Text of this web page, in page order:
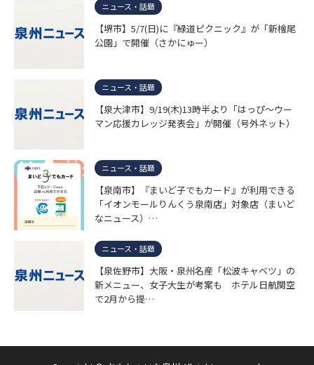
ニュース・話題
【堺市】5/7(日)に『緑道ピクニック』が「新檜尾
公園」で開催（さかにゅー）
ニュース・話題
【泉大津市】9/19(木)13時半より「はっぴ～ウー
マン応援カレッジ発表会」が開催（号外ネット）
ニュース・話題
【泉南市】『まいど子でもカード』が利用できる
「イオンモールりんくう泉南店」対象店（まいど
なニュース）…
ニュース・話題
【泉佐野市】大阪・泉州名産「松波キャベツ」の
新メニュー、女子大生が考案も ホテル日航関空
で2月から提…